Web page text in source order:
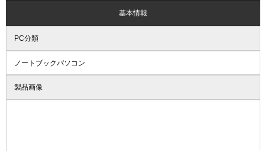
基本情報
PC分類
ノートブックパソコン
製品画像